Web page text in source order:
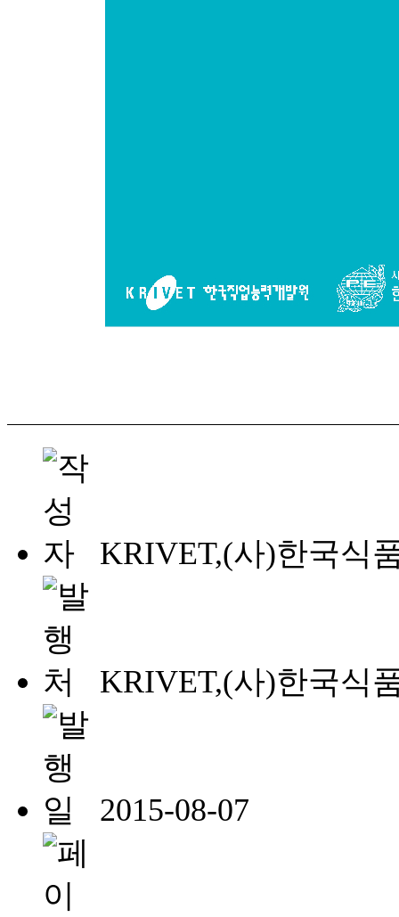
KRIVET,(사)한국식
KRIVET,(사)한국식
2015-08-07